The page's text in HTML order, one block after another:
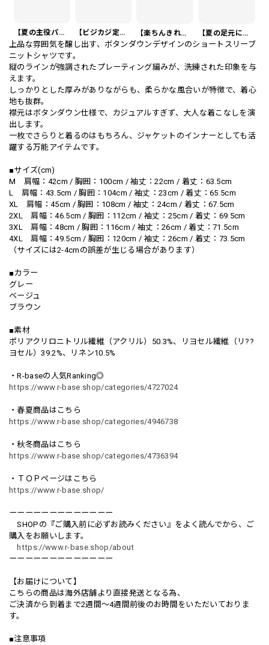
【夏の主役パンツ】リネンイタリアスタイルショートパンツ 3Color PA0121 【ビジカジ定番】ハイエンド スリムフィット ビジネスカジュアル スラックスパンツ PA0228 【楽ちんきれいめ】ワッフル カジュアル スリムスラックスパンツ PA0226 【夏の足元に】編み込みベルト付き フラット サンダル 3color SH0128
上品な雰囲気を醸し出す、ボタンダウンデザインのショートスリーブ
ニットシャツです。
縦のラインが強調されたプレーティング編みが、洗練された印象を与
えます。
しっかりとした厚みがありながらも、柔らかな風合いが特徴で、着心
地も抜群。
襟元はボタンダウン仕様で、カジュアルすぎず、大人な着こなしを演
出します。
一枚でさらりと着るのはもちろん、ジャケットのインナーとしても活
躍する万能アイテムです。
■サイズ(cm)
M 肩幅：42cm / 胸囲：100cm / 袖丈：22cm / 着丈：63.5cm
L 肩幅：43.5cm / 胸囲：104cm / 袖丈：23cm / 着丈：65.5cm
XL 肩幅：45cm / 胸囲：108cm / 袖丈：24cm / 着丈：67.5cm
2XL 肩幅：46.5cm / 胸囲：112cm / 袖丈：25cm / 着丈：69.5cm
3XL 肩幅：48cm / 胸囲：116cm / 袖丈：26cm / 着丈：71.5cm
4XL 肩幅：49.5cm / 胸囲：120cm / 袖丈：26cm / 着丈：73.5cm
（サイズには2-4cmの誤差が生じる場合があります）
■カラー
グレー
ベージュ
ブラウン
■素材
ポリアクリロニトリル繊維（アクリル）50.3%、リヨセル繊維（リ??
ヨセル）39.2%、リネン10.5%
・R-baseの人気Ranking◎
https://www.r-base.shop/categories/4727024
・春夏商品はこちら
https://www.r-base.shop/categories/4946738
・秋冬商品はこちら
https://www.r-base.shop/categories/4736394
・ＴＯＰページはこちら
https://www.r-base.shop/
ーーーーーーーーーーーーー
SHOPの『ご購入前に必ずお読みください』をよく読んでから、ご
購入をお願いします。
https://www.r-base.shop/about
ーーーーーーーーーーーーー
【お届けについて】
こちらの商品は海外店舗より直接発送となる為、
ご決済から到着まで2週間〜4週間前後のお時間をいただいておりま
す。
■注意事項